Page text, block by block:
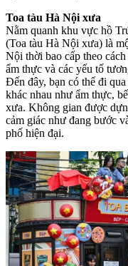
Toa tàu Hà Nội xưa
Nằm quanh khu vực hồ
(Toa tàu Hà Nội xưa) là
Nội thời bao cấp theo
ẩm thực và các yếu tố
Đến đây, bạn có thể đi
khác nhau như ẩm thực,
xưa. Không gian được
cảm giác như đang bước
phố hiện đại.